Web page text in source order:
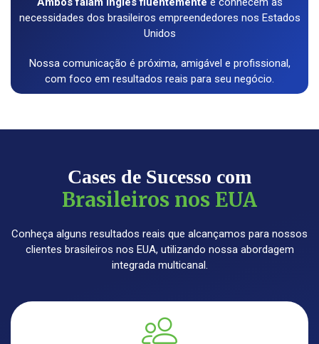
necessidades dos brasileiros empreendedores nos Estados
Unidos
Nossa comunicação é próxima, amigável e profissional,
com foco em resultados reais para seu negócio.
Cases de Sucesso com
Brasileiros nos EUA
Conheça alguns resultados reais que alcançamos para nossos
clientes brasileiros nos EUA, utilizando nossa abordagem
integrada multicanal.